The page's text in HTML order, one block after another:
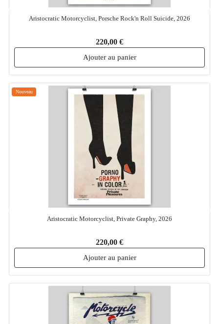
Aristocratic Motorcyclist, Porsche Rock'n Roll Suicide, 2026
220,00 €
Ajouter au panier
Nouveau
Aristocratic Motorcyclist, Private Graphy, 2026
220,00 €
Ajouter au panier